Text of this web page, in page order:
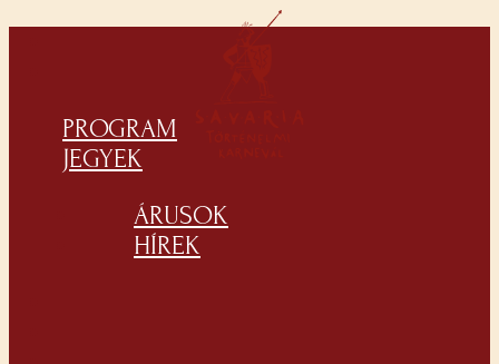
PROGRAM
JEGYEK
ÁRUSOK
HÍREK